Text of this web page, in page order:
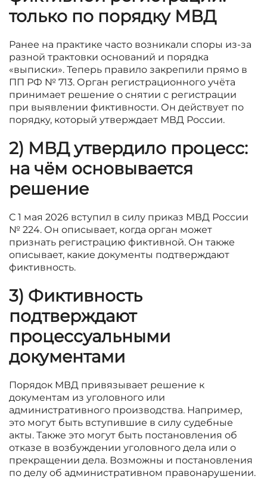
только по порядку МВД
Ранее на практике часто возникали споры из-за
разной трактовки оснований и порядка
«выписки». Теперь правило закрепили прямо в
ПП РФ № 713. Орган регистрационного учёта
принимает решение о снятии с регистрации
при выявлении фиктивности. Он действует по
порядку, который утверждает МВД России.
2) МВД утвердило процесс:
на чём основывается
решение
С 1 мая 2026 вступил в силу приказ МВД России
№ 224. Он описывает, когда орган может
признать регистрацию фиктивной. Он также
описывает, какие документы подтверждают
фиктивность.
3) Фиктивность
подтверждают
процессуальными
документами
Порядок МВД привязывает решение к
документам из уголовного или
административного производства. Например,
это могут быть вступившие в силу судебные
акты. Также это могут быть постановления об
отказе в возбуждении уголовного дела или о
прекращении дела. Возможны и постановления
по делу об административном правонарушении.